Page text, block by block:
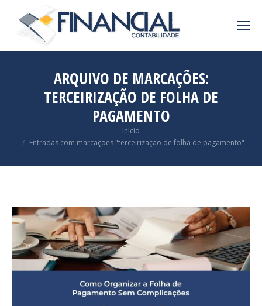
ARQUIVO DE MARCAÇÕES:
TERCEIRIZAÇÃO DE FOLHA DE
PAGAMENTO
Início
Entradas com marcações "terceirização de folha de pagamento"